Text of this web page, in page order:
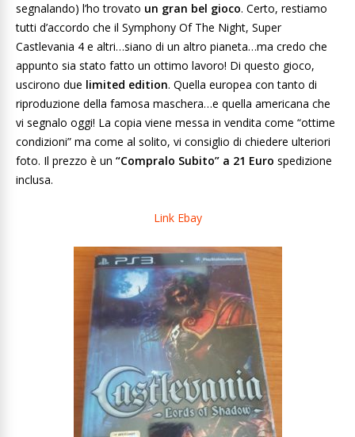
segnalando) l’ho trovato un gran bel gioco. Certo, restiamo
tutti d’accordo che il Symphony Of The Night, Super
Castlevania 4 e altri…siano di un altro pianeta…ma credo che
appunto sia stato fatto un ottimo lavoro! Di questo gioco,
uscirono due limited edition. Quella europea con tanto di
riproduzione della famosa maschera…e quella americana che
vi segnalo oggi! La copia viene messa in vendita come “ottime
condizioni” ma come al solito, vi consiglio di chiedere ulteriori
foto. Il prezzo è un “Compralo Subito” a 21 Euro spedizione
inclusa.
Link Ebay